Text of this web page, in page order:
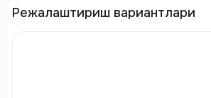
Режалаштириш вариантлари